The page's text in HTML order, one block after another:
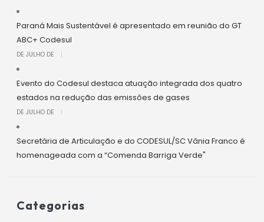
Paraná Mais Sustentável é apresentado em reunião do GT
ABC+ Codesul
DE JULHO DE
Evento do Codesul destaca atuação integrada dos quatro
estados na redução das emissões de gases
DE JULHO DE
Secretária de Articulação e do CODESUL/SC Vânia Franco é
homenageada com a “Comenda Barriga Verde"
Categorias